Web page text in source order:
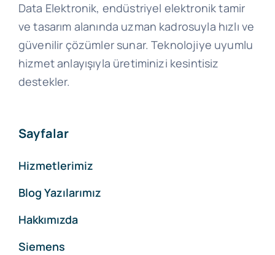
Data Elektronik, endüstriyel elektronik tamir
ve tasarım alanında uzman kadrosuyla hızlı ve
güvenilir çözümler sunar. Teknolojiye uyumlu
hizmet anlayışıyla üretiminizi kesintisiz
destekler.
Sayfalar
Hizmetlerimiz
Blog Yazılarımız
Hakkımızda
Siemens